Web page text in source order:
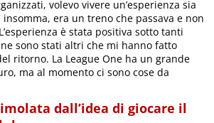
volevo vivere un’esperienza sia
era un treno che passava e non
è stata positiva sotto tanti
sono stati altri che mi hanno fatto
ritorno. La League One ha un grande
ma al momento ci sono cose da
dall’idea di giocare il